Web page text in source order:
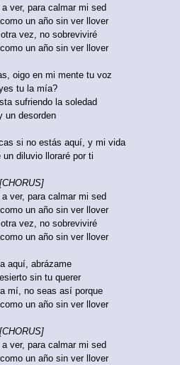
ver, para calmar mi sed
un año sin ver llover
vez, no sobreviviré
un año sin ver llover
oigo en mi mente tu voz
tu la mía?
sufriendo la soledad
un desorden
si no estás aquí, y mi vida
un diluvio lloraré por ti
[CHORUS]
ver, para calmar mi sed
un año sin ver llover
vez, no sobreviviré
un año sin ver llover
aquí, abrázame
sin tu querer
mí, no seas así porque
un año sin ver llover
[CHORUS]
ver, para calmar mi sed
un año sin ver llover